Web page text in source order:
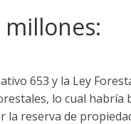
653 y la Ley
lo cual habría
la reserva de